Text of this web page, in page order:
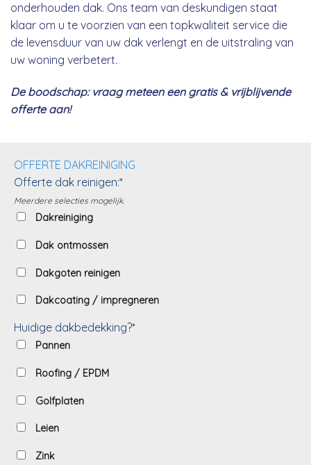
onderhouden dak. Ons team van deskundigen staat
klaar om u te voorzien van een topkwaliteit service die
de levensduur van uw dak verlengt en de uitstraling van
uw woning verbetert.
De boodschap: vraag meteen een gratis & vrijblijvende
offerte aan!
OFFERTE DAKREINIGING
Offerte dak reinigen:*
Meerdere selecties mogelijk.
Dakreiniging
Dak ontmossen
Dakgoten reinigen
Dakcoating / impregneren
Huidige dakbedekking?*
Pannen
Roofing / EPDM
Golfplaten
Leien
Zink